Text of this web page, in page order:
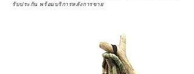
รับประกัน พร้อมบริการหลังการขาย